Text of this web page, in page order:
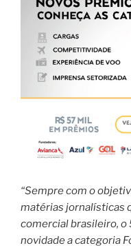
“Sempre com o
matérias jornalísticas
comercial brasileiro, o
novidade a categoria